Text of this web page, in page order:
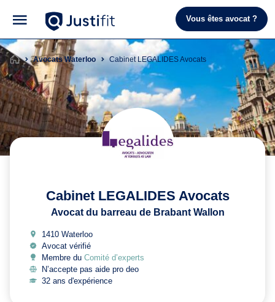
Vous êtes avocat ?
Avocats Waterloo Cabinet LEGALIDES Avocats
Cabinet LEGALIDES Avocats
Avocat du barreau de Brabant Wallon
1410 Waterloo
Avocat vérifié
Membre du Comité d’experts
N’accepte pas aide pro deo
32 ans d'expérience